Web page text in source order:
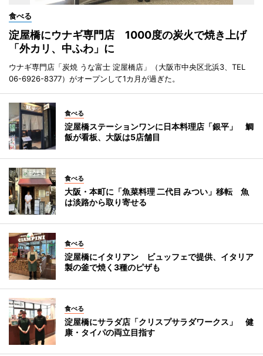
食べる
淀屋橋にウナギ専門店 1000度の炭火で焼き上げ
「外カリ、中ふわ」に
ウナギ専門店「炭焼 うな富士 淀屋橋店」（大阪市中央区北浜3、TEL
06-6926-8377）がオープンして1カ月が過ぎた。
食べる
淀屋橋ステーションワンに日本料理店「銀平」 鯛
飯が看板、大阪は5店舗目
食べる
大阪・本町に「魚菜料理 二代目 みつい」移転 魚
は淡路から取り寄せる
食べる
淀屋橋にイタリアン ビュッフェで提供、イタリア
製の釜で焼く3種のピザも
食べる
淀屋橋にサラダ店「クリスプサラダワークス」 健
康・タイパの両立目指す